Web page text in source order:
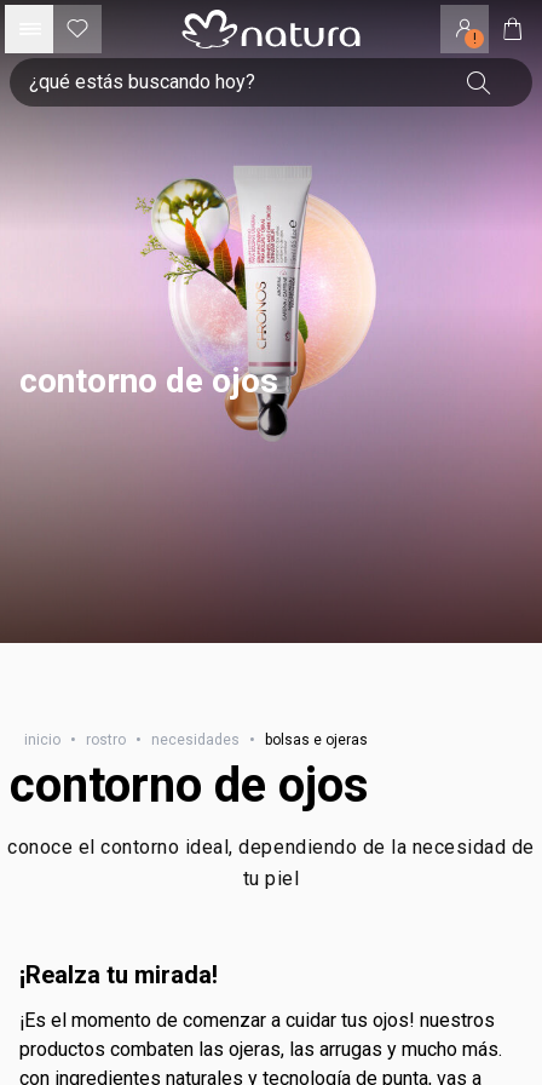
!
contorno de ojos
inicio • rostro • necesidades • bolsas e ojeras
contorno de ojos
conoce el contorno ideal, dependiendo de la necesidad de
tu piel
¡realza tu mirada!
¡es el momento de comenzar a cuidar tus ojos! nuestros
productos combaten las ojeras, las arrugas y mucho más.
con ingredientes naturales y tecnología de punta, vas a